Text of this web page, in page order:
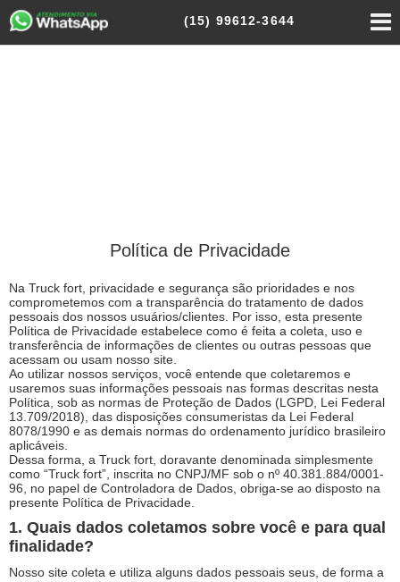
(15) 99612-3644
Política de Privacidade
Na Truck fort, privacidade e segurança são prioridades e nos
comprometemos com a transparência do tratamento de dados
pessoais dos nossos usuários/clientes. Por isso, esta presente
Política de Privacidade estabelece como é feita a coleta, uso e
transferência de informações de clientes ou outras pessoas que
acessam ou usam nosso site.
Ao utilizar nossos serviços, você entende que coletaremos e
usaremos suas informações pessoais nas formas descritas nesta
Política, sob as normas de Proteção de Dados (LGPD, Lei Federal
13.709/2018), das disposições consumeristas da Lei Federal
8078/1990 e as demais normas do ordenamento jurídico brasileiro
aplicáveis.
Dessa forma, a Truck fort, doravante denominada simplesmente
como “Truck fort”, inscrita no CNPJ/MF sob o nº 40.381.884/0001-
96, no papel de Controladora de Dados, obriga-se ao disposto na
presente Política de Privacidade.
1. Quais dados coletamos sobre você e para qual
finalidade?
Nosso site coleta e utiliza alguns dados pessoais seus, de forma a